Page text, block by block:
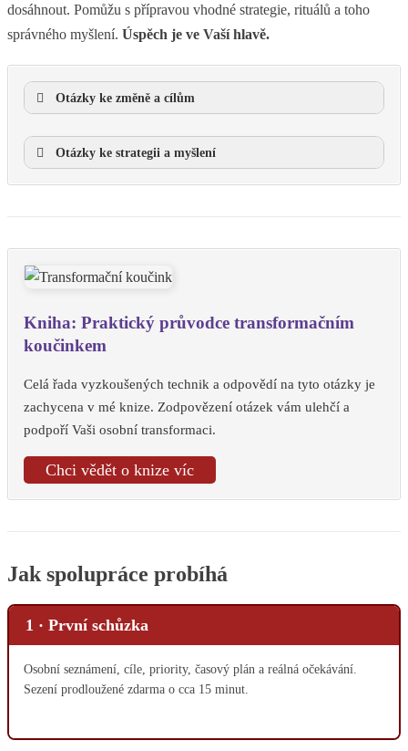
dosáhnout. Pomůžu s přípravou vhodné strategie, rituálů a toho
správného myšlení. Úspěch je ve Vaší hlavě.
Otázky ke změně a cílům
Otázky ke strategii a myšlení
Kniha: Praktický průvodce transformačním
koučinkem
Celá řada vyzkoušených technik a odpovědí na tyto otázky je
zachycena v mé knize. Zodpovězení otázek vám ulehčí a
podpoří Vaši osobní transformaci.
Chci vědět o knize víc
Jak spolupráce probíhá
1 · První schůzka
Osobní seznámení, cíle, priority, časový plán a reálná očekávání.
Sezení prodloužené zdarma o cca 15 minut.